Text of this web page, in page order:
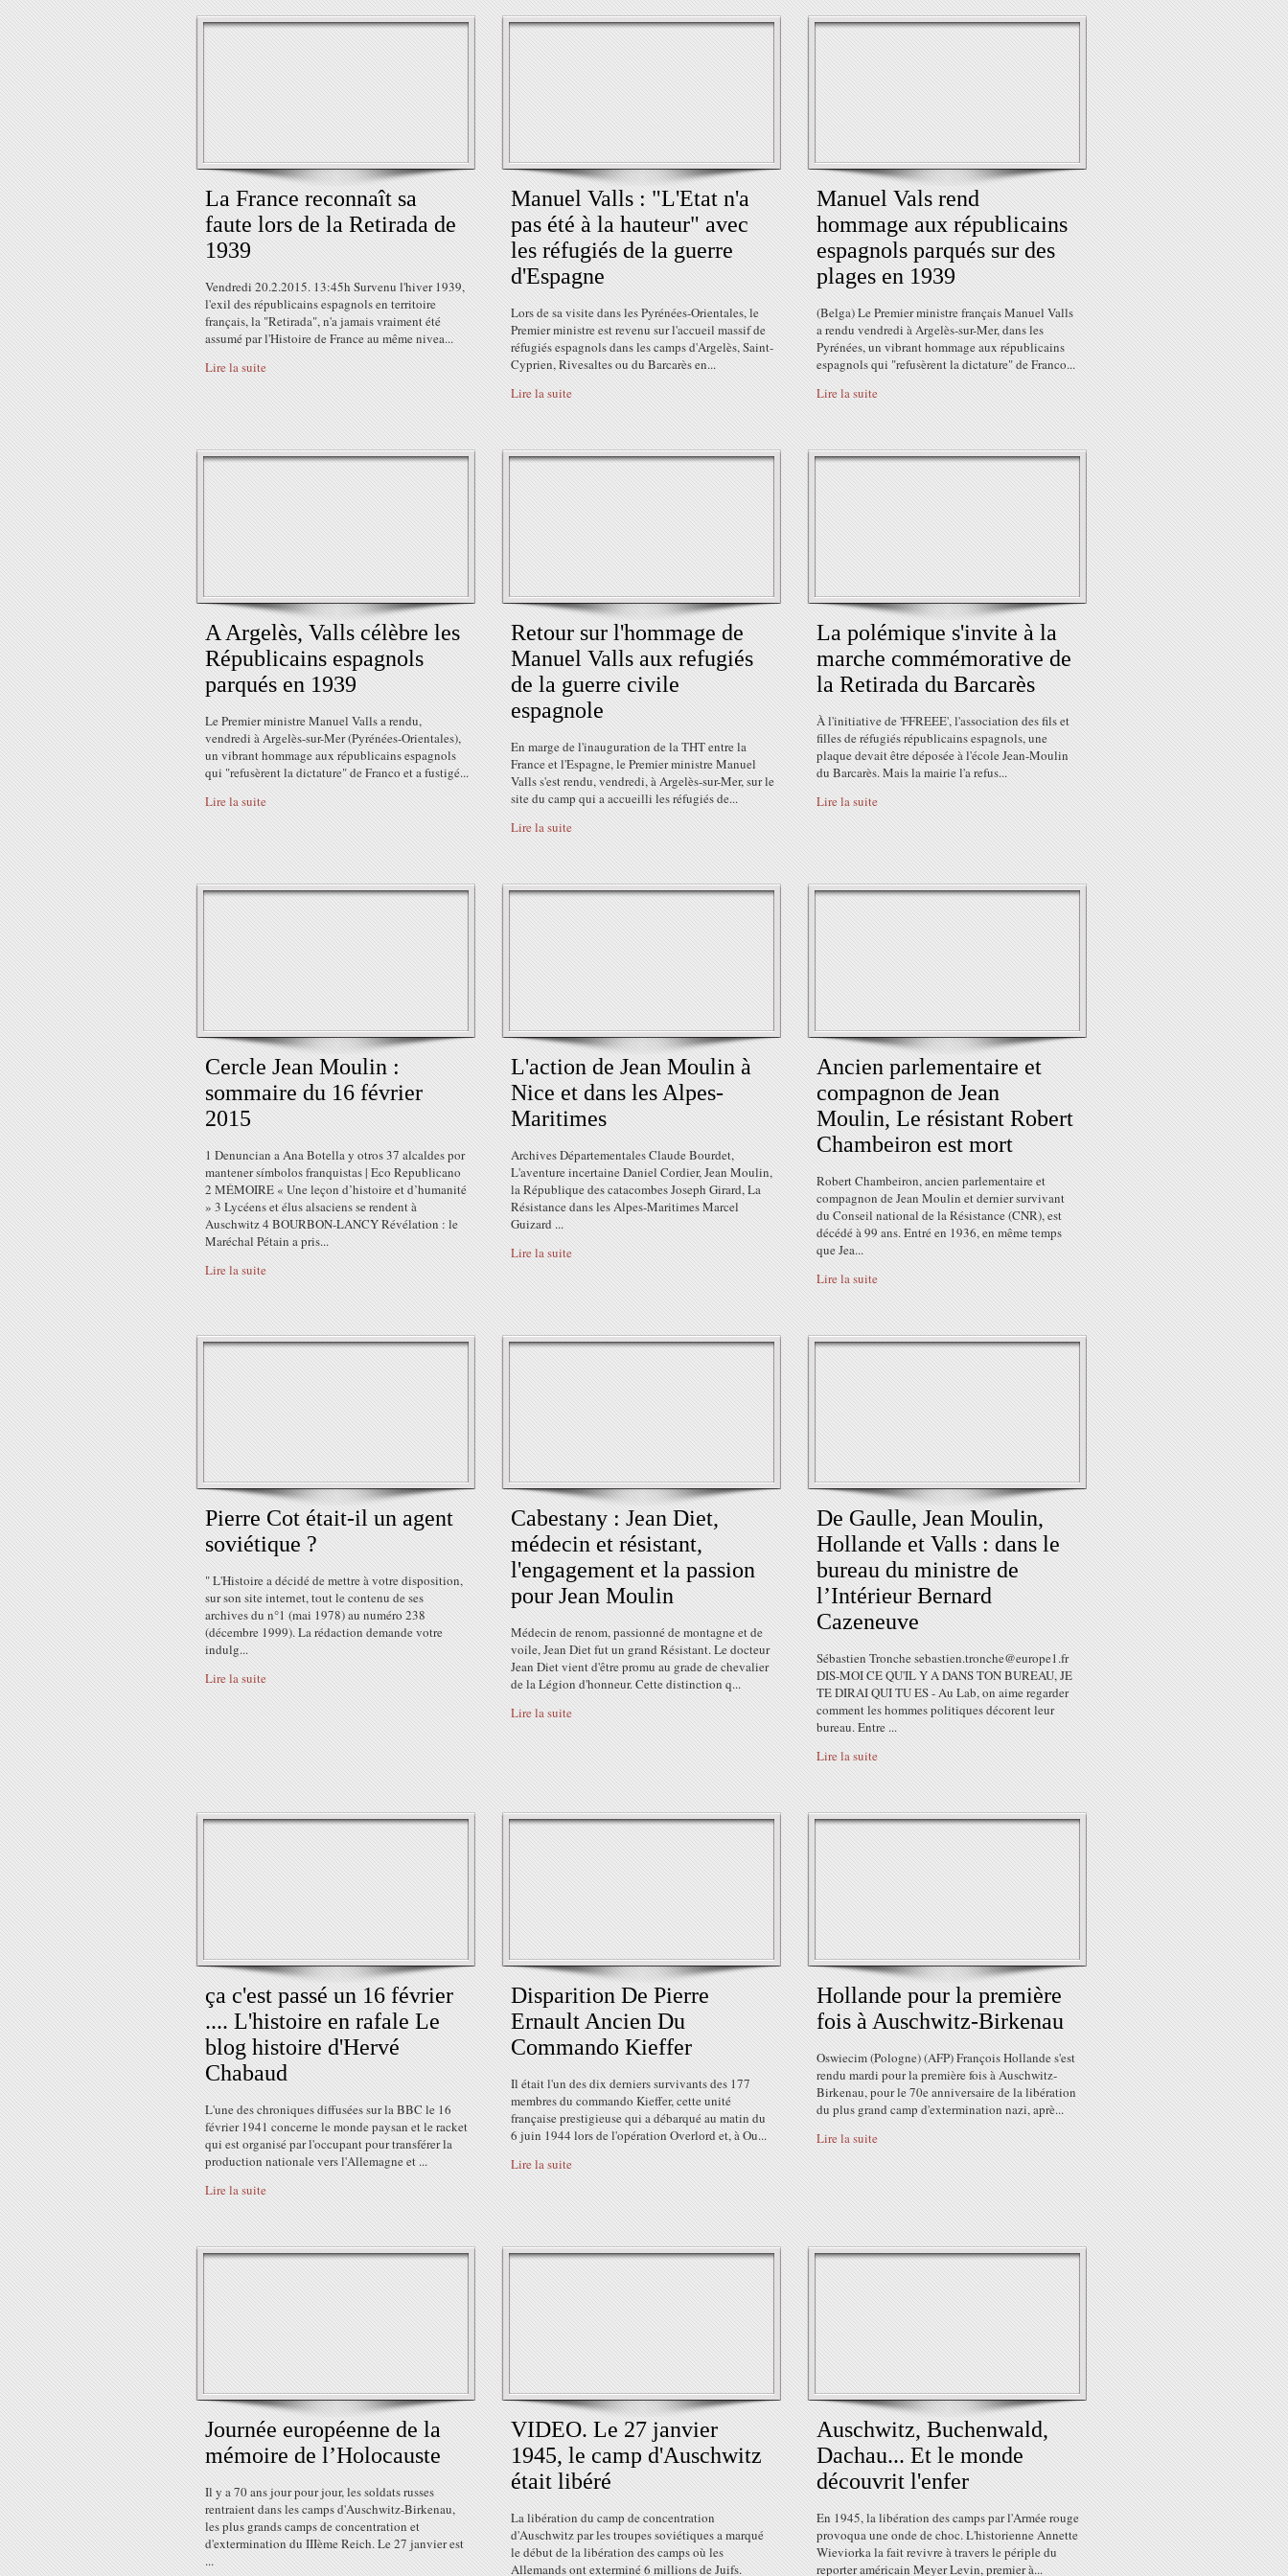
La France reconnaît sa
faute lors de la Retirada de
1939
Vendredi 20.2.2015. 13:45h Survenu l'hiver 1939,
l'exil des républicains espagnols en territoire
français, la "Retirada", n'a jamais vraiment été
assumé par l'Histoire de France au même nivea...
Lire la suite
Manuel Valls : "L'Etat n'a
pas été à la hauteur" avec
les réfugiés de la guerre
d'Espagne
Lors de sa visite dans les Pyrénées-Orientales, le
Premier ministre est revenu sur l'accueil massif de
réfugiés espagnols dans les camps d'Argelès, Saint-
Cyprien, Rivesaltes ou du Barcarès en...
Lire la suite
Manuel Vals rend
hommage aux républicains
espagnols parqués sur des
plages en 1939
(Belga) Le Premier ministre français Manuel Valls
a rendu vendredi à Argelès-sur-Mer, dans les
Pyrénées, un vibrant hommage aux républicains
espagnols qui "refusèrent la dictature" de Franco...
Lire la suite
A Argelès, Valls célèbre les
Républicains espagnols
parqués en 1939
Le Premier ministre Manuel Valls a rendu,
vendredi à Argelès-sur-Mer (Pyrénées-Orientales),
un vibrant hommage aux républicains espagnols
qui "refusèrent la dictature" de Franco et a fustigé...
Lire la suite
Retour sur l'hommage de
Manuel Valls aux refugiés
de la guerre civile
espagnole
En marge de l'inauguration de la THT entre la
France et l'Espagne, le Premier ministre Manuel
Valls s'est rendu, vendredi, à Argelès-sur-Mer, sur le
site du camp qui a accueilli les réfugiés de...
Lire la suite
La polémique s'invite à la
marche commémorative de
la Retirada du Barcarès
À l'initiative de 'FFREEE', l'association des fils et
filles de réfugiés républicains espagnols, une
plaque devait être déposée à l'école Jean-Moulin
du Barcarès. Mais la mairie l'a refus...
Lire la suite
Cercle Jean Moulin :
sommaire du 16 février
2015
1 Denuncian a Ana Botella y otros 37 alcaldes por
mantener símbolos franquistas | Eco Republicano
2 MÉMOIRE « Une leçon d’histoire et d’humanité
» 3 Lycéens et élus alsaciens se rendent à
Auschwitz 4 BOURBON-LANCY Révélation : le
Maréchal Pétain a pris...
Lire la suite
L'action de Jean Moulin à
Nice et dans les Alpes-
Maritimes
Archives Départementales Claude Bourdet,
L'aventure incertaine Daniel Cordier, Jean Moulin,
la République des catacombes Joseph Girard, La
Résistance dans les Alpes-Maritimes Marcel
Guizard ...
Lire la suite
Ancien parlementaire et
compagnon de Jean
Moulin, Le résistant Robert
Chambeiron est mort
Robert Chambeiron, ancien parlementaire et
compagnon de Jean Moulin et dernier survivant
du Conseil national de la Résistance (CNR), est
décédé à 99 ans. Entré en 1936, en même temps
que Jea...
Lire la suite
Pierre Cot était-il un agent
soviétique ?
" L'Histoire a décidé de mettre à votre disposition,
sur son site internet, tout le contenu de ses
archives du n°1 (mai 1978) au numéro 238
(décembre 1999). La rédaction demande votre
indulg...
Lire la suite
Cabestany : Jean Diet,
médecin et résistant,
l'engagement et la passion
pour Jean Moulin
Médecin de renom, passionné de montagne et de
voile, Jean Diet fut un grand Résistant. Le docteur
Jean Diet vient d'être promu au grade de chevalier
de la Légion d'honneur. Cette distinction q...
Lire la suite
De Gaulle, Jean Moulin,
Hollande et Valls : dans le
bureau du ministre de
l’Intérieur Bernard
Cazeneuve
Sébastien Tronche sebastien.tronche@europe1.fr
DIS-MOI CE QU'IL Y A DANS TON BUREAU, JE
TE DIRAI QUI TU ES - Au Lab, on aime regarder
comment les hommes politiques décorent leur
bureau. Entre ...
Lire la suite
ça c'est passé un 16 février
.... L'histoire en rafale Le
blog histoire d'Hervé
Chabaud
L'une des chroniques diffusées sur la BBC le 16
février 1941 concerne le monde paysan et le racket
qui est organisé par l'occupant pour transférer la
production nationale vers l'Allemagne et ...
Lire la suite
Disparition De Pierre
Ernault Ancien Du
Commando Kieffer
Il était l'un des dix derniers survivants des 177
membres du commando Kieffer, cette unité
française prestigieuse qui a débarqué au matin du
6 juin 1944 lors de l'opération Overlord et, à Ou...
Lire la suite
Hollande pour la première
fois à Auschwitz-Birkenau
Oswiecim (Pologne) (AFP) François Hollande s'est
rendu mardi pour la première fois à Auschwitz-
Birkenau, pour le 70e anniversaire de la libération
du plus grand camp d'extermination nazi, aprè...
Lire la suite
Journée européenne de la
mémoire de l’Holocauste
Il y a 70 ans jour pour jour, les soldats russes
rentraient dans les camps d'Auschwitz-Birkenau,
les plus grands camps de concentration et
d'extermination du IIIème Reich. Le 27 janvier est
...
VIDEO. Le 27 janvier
1945, le camp d'Auschwitz
était libéré
La libération du camp de concentration
d'Auschwitz par les troupes soviétiques a marqué
le début de la libération des camps où les
Allemands ont exterminé 6 millions de Juifs.
Auschwitz, Buchenwald,
Dachau... Et le monde
découvrit l'enfer
En 1945, la libération des camps par l'Armée rouge
provoqua une onde de choc. L'historienne Annette
Wieviorka la fait revivre à travers le périple du
reporter américain Meyer Levin, premier à...